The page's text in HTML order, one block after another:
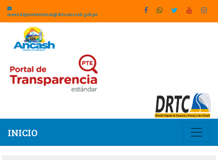
mesadepartesvirtual@drtcancash.gob.pe
INICIO